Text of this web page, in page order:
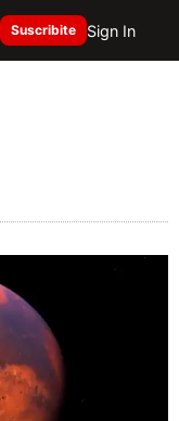
Suscribite Sign In